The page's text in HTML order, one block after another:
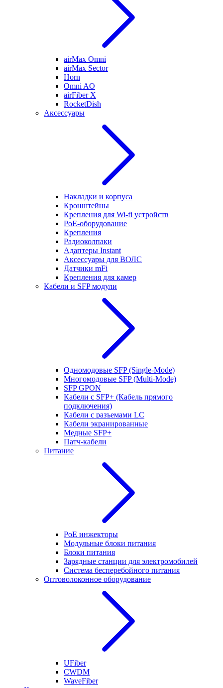
airMax Omni
airMax Sector
Horn
Omni AO
airFiber X
RocketDish
Аксессуары
Накладки и корпуса
Кронштейны
Крепления для Wi-fi устройств
РоЕ-оборудование
Крепления
Радиоколпаки
Адаптеры Instant
Аксессуары для ВОЛС
Датчики mFi
Крепления для камер
Кабели и SFP модули
Одномодовые SFP (Single-Mode)
Многомодовые SFP (Multi-Mode)
SFP GPON
Кабели с SFP+ (Кабель прямого
подключения)
Кабели с разъемами LC
Кабели экранированные
Медные SFP+
Патч-кабели
Питание
PoE инжекторы
Модульные блоки питания
Блоки питания
Зарядные станции для электромобилей
Система бесперебойного питания
Оптоволоконное оборудование
UFiber
CWDM
WaveFiber